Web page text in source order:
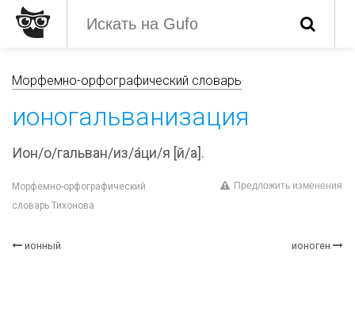
Морфемно-орфографический словарь
ионогальванизация
Ион/о/гальван/из/а́ци/я [й/а].
Морфемно-орфографический
словарь Тихонова
Предложить изменения
ионный ионоген